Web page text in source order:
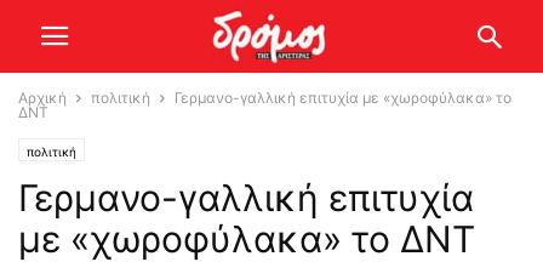
Αρχική πολιτική
Γερμανο-γαλλική επιτυχία με «χωροφύλακα» το
ΔΝΤ
πολιτική
Γερμανο-γαλλική επιτυχία
με «χωροφύλακα» το ΔΝΤ